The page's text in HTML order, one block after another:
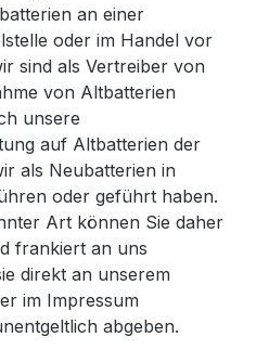
an einer
oder im Handel vor
sind als Vertreiber von
von Altbatterien
unsere
auf Altbatterien der
als Neubatterien in
oder geführt haben.
Art können Sie daher
frankiert an uns
direkt an unserem
im Impressum
abgeben.